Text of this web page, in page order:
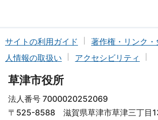
サイトの利用ガイド 著作権・リンク
人情報の取扱い
アクセシビリティ
草津市役所
法人番号 7000020252069
〒525-8588 滋賀県草津市草津三丁目